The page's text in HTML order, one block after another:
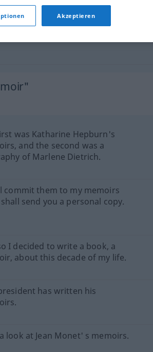
was Katharine Hepburn's
and the second was a
of Marlene Dietrich.
commit them to my memoirs
send you a personal copy.
I decided to write a book, a
about this decade of my life.
has written his
look at Jean Monet' s memoirs.
Akzeptieren